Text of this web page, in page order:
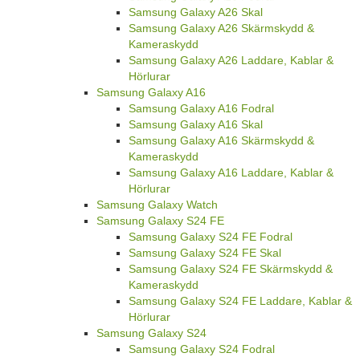
Samsung Galaxy A26 Skal
Samsung Galaxy A26 Skärmskydd &
Kameraskydd
Samsung Galaxy A26 Laddare, Kablar &
Hörlurar
Samsung Galaxy A16
Samsung Galaxy A16 Fodral
Samsung Galaxy A16 Skal
Samsung Galaxy A16 Skärmskydd &
Kameraskydd
Samsung Galaxy A16 Laddare, Kablar &
Hörlurar
Samsung Galaxy Watch
Samsung Galaxy S24 FE
Samsung Galaxy S24 FE Fodral
Samsung Galaxy S24 FE Skal
Samsung Galaxy S24 FE Skärmskydd &
Kameraskydd
Samsung Galaxy S24 FE Laddare, Kablar &
Hörlurar
Samsung Galaxy S24
Samsung Galaxy S24 Fodral